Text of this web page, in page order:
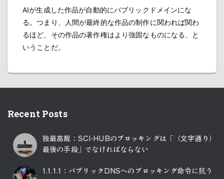
AIが生成した作品が自動的にパブリックドメインにな
る。つまり、人間が最終的な作品の制作に関われば関わ
るほど、その作品の著作権はより強固なものになる、と
いうことだ。
Recent Posts
独最高裁：SCI-HUBのブロッキングは「（文字通り）
最後の手段」でなければならない
1.1.1.1：パブリックDNSへのブロッキング命令に抗う